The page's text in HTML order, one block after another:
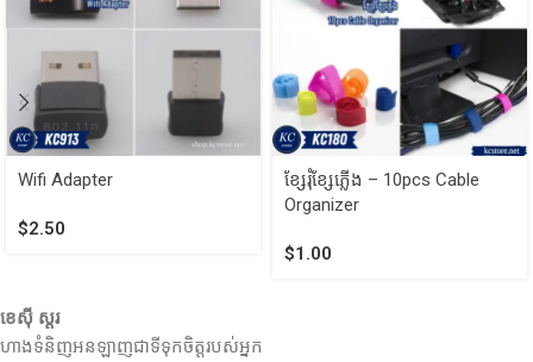
Wifi Adapter
$2.50
ខ្សែរុំខ្សែភ្លើង – 10pcs Cable
Organizer
$1.00
ខេស៊ី ស្តរ
ហាងទំនិញអនឡាញជាទីទុកចិត្តរបស់អ្នក